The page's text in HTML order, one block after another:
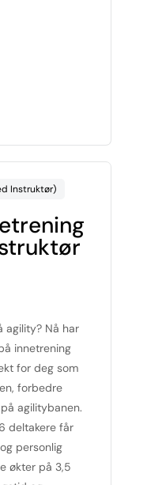
Instruktør)
agility? Nå har
innetrening
for deg som
forbedre
agilitybanen.
deltakere får
personlig
økter på 3,5